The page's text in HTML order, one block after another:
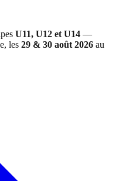
U11, U12 et U14 —
les 29 & 30 août 2026 au